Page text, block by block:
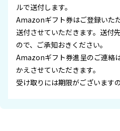
ルで送付します。
Amazonギフト券はご登録いた
送付させていただきます。送付
ので、ご承知おきください。
Amazonギフト券進呈のご連絡
かえさせていただきます。
受け取りには期限がございます